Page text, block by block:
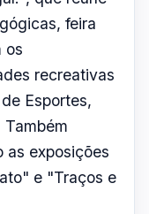
feira
os
recreativas
Esportes,
as exposições
e "Traços e